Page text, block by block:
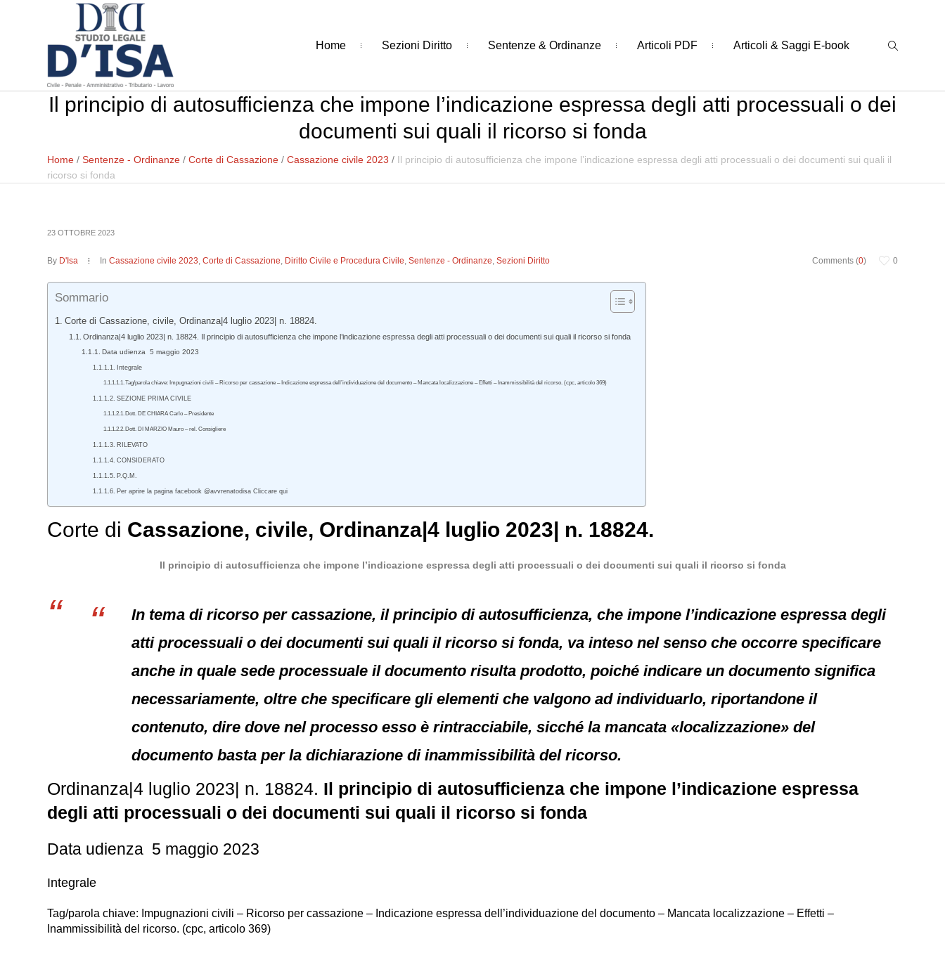
Home Sezioni Diritto Sentenze & Ordinanze Articoli PDF Articoli & Saggi E-book
Il principio di autosufficienza che impone l’indicazione espressa degli atti processuali o dei
documenti sui quali il ricorso si fonda
Home /Sentenze - Ordinanze /Corte di Cassazione /Cassazione civile 2023 / Il principio di autosufficienza che impone l’indicazione espressa degli atti processuali o dei documenti sui quali il
ricorso si fonda
23 OTTOBRE 2023
Comments (0) 0
By D'Isa InCassazione civile 2023,Corte di Cassazione, Diritto Civile e Procedura Civile,Sentenze - Ordinanze,Sezioni Diritto
Sommario
Corte di Cassazione, civile, Ordinanza|4 luglio 2023| n. 18824.
Ordinanza|4 luglio 2023| n. 18824. Il principio di autosufficienza che impone l’indicazione espressa degli atti processuali o dei documenti sui quali il ricorso si fonda
Data udienza 5 maggio 2023
Integrale
Tag/parola chiave: Impugnazioni civili – Ricorso per cassazione – Indicazione espressa dell’individuazione del documento – Mancata localizzazione – Effetti – Inammissibilità del ricorso. (cpc, articolo 369)
SEZIONE PRIMA CIVILE
Dott. DE CHIARA Carlo – Presidente
Dott. DI MARZIO Mauro – rel. Consigliere
RILEVATO
CONSIDERATO
P.Q.M.
Per aprire la pagina facebook @avvrenatodisa Cliccare qui
Corte di Cassazione, civile, Ordinanza|4 luglio 2023| n. 18824.
Il principio di autosufficienza che impone l’indicazione espressa degli atti processuali o dei documenti sui quali il ricorso si fonda
In tema di ricorso per cassazione, il principio di autosufficienza, che impone l’indicazione espressa degli
atti processuali o dei documenti sui quali il ricorso si fonda, va inteso nel senso che occorre specificare
anche in quale sede processuale il documento risulta prodotto, poiché indicare un documento significa
necessariamente, oltre che specificare gli elementi che valgono ad individuarlo, riportandone il
contenuto, dire dove nel processo esso è rintracciabile, sicché la mancata «localizzazione» del
documento basta per la dichiarazione di inammissibilità del ricorso.
Ordinanza|4 luglio 2023| n. 18824. Il principio di autosufficienza che impone l’indicazione espressa
degli atti processuali o dei documenti sui quali il ricorso si fonda
Data udienza 5 maggio 2023
Integrale
Tag/parola chiave: Impugnazioni civili – Ricorso per cassazione – Indicazione espressa dell’individuazione del documento – Mancata localizzazione – Effetti –
Inammissibilità del ricorso. (cpc, articolo 369)